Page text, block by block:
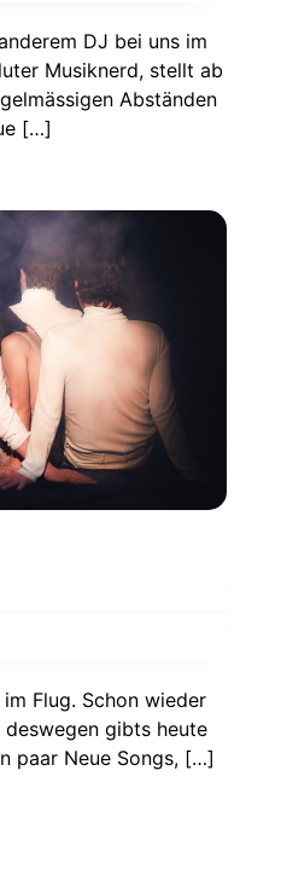
DJ bei uns im
Musiknerd, stellt ab
Abständen
[…]
Flug. Schon wieder
deswegen gibts heute
paar Neue Songs, […]